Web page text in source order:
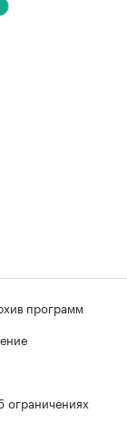
программ